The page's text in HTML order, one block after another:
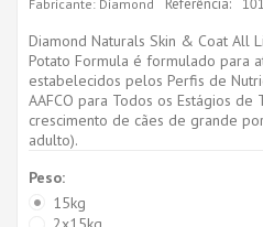
Fabricante: Diamond
Diamond Naturals Skin & Coat All
Potato Formula é formulado para
estabelecidos pelos Perfis de
AAFCO para Todos os Estágios de
crescimento de cães de grande
adulto).
Peso:
15kg